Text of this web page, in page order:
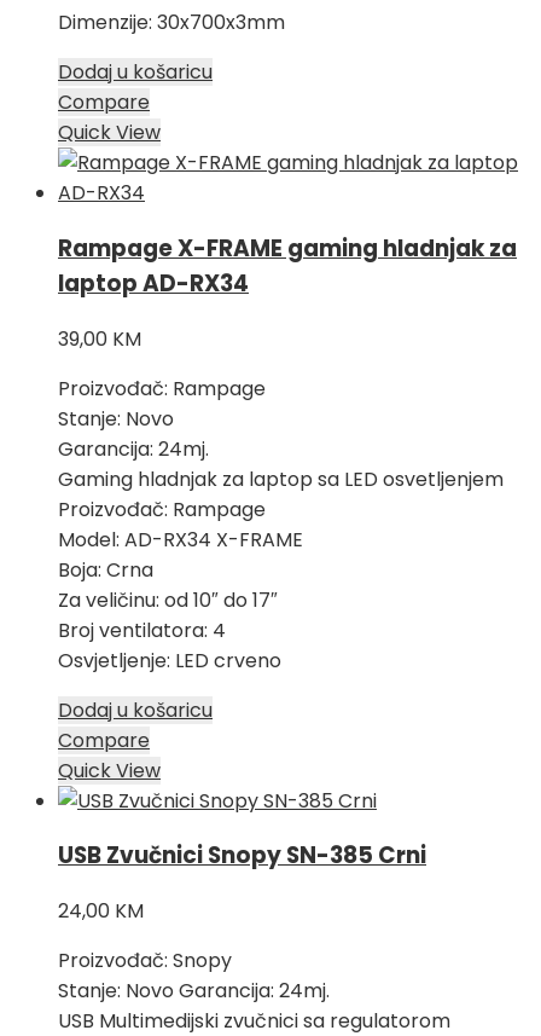
Dimenzije: 30x700x3mm
Dodaj u košaricu
Compare
Quick View
Rampage X-FRAME gaming hladnjak za
laptop AD-RX34
39,00 KM
Proizvođač: Rampage
Stanje: Novo
Garancija: 24mj.
Gaming hladnjak za laptop sa LED osvetljenjem
Proizvođač: Rampage
Model: AD-RX34 X-FRAME
Boja: Crna
Za veličinu: od 10″ do 17″
Broj ventilatora: 4
Osvjetljenje: LED crveno
Dodaj u košaricu
Compare
Quick View
USB Zvučnici Snopy SN-385 Crni
24,00 KM
Proizvođač: Snopy
Stanje: Novo Garancija: 24mj.
USB Multimedijski zvučnici sa regulatorom